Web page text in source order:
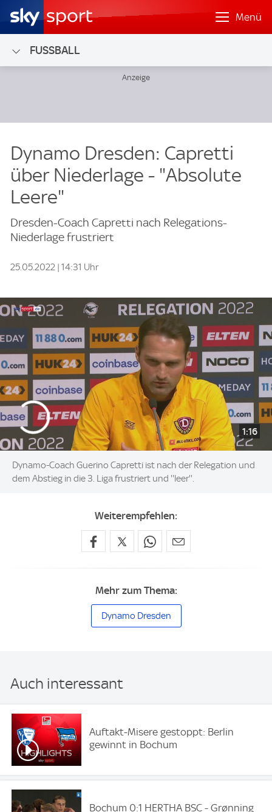
Menü
FUSSBALL
Dynamo Dresden: Capretti
über Niederlage - "Absolute
Leere"
Dresden-Coach Capretti nach Relegations-
Niederlage frustriert
25.05.2022 | 14:31 Uhr
1:16
Dynamo-Coach Guerino Capretti ist nach der Relegation und
dem Abstieg in die 3. Liga frustriert und ''leer''.
Weiterempfehlen:
Mehr zum Thema:
Dynamo Dresden
Auch interessant
Auftakt-Misere gestoppt: Berlin
gewinnt in Bochum
Bochum 0:1 HERTHA BSC - Grønning